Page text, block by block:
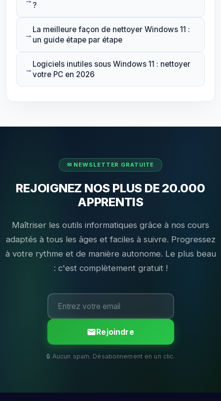
?
La meilleure façon de nettoyer Windows 11 :
un guide étape par étape
Logiciels inutiles sous Windows 11 : nettoyer
votre PC en 2026
REJOIGNEZ NOS PLUS DE 20.000
APPRENTIS
Maîtriser les outils informatiques grâce à nos cours
adaptés à tous les âges et faciles à suivre. Progressez
à votre rythme et de manière autonome. Le plus beau
: c'est complètement gratuit !
Rejoindre